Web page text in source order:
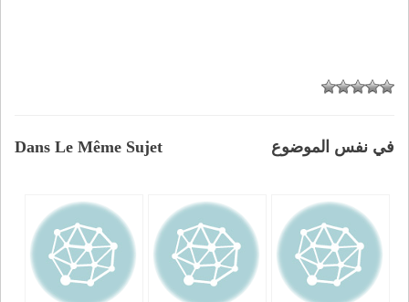
Dans Le Même Sujet في نفس الموضوع